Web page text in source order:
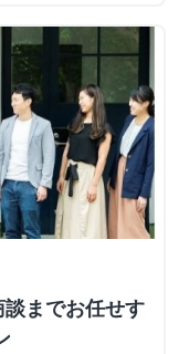
までお任せす